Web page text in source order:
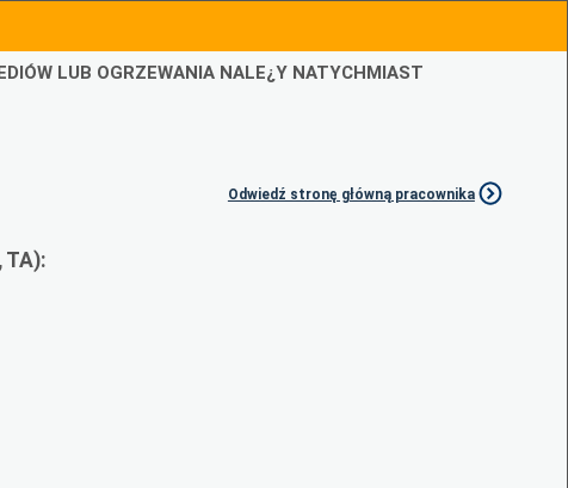
LUB OGRZEWANIA NALE¿Y NATYCHMIAST
Odwiedź stronę główną pracownika